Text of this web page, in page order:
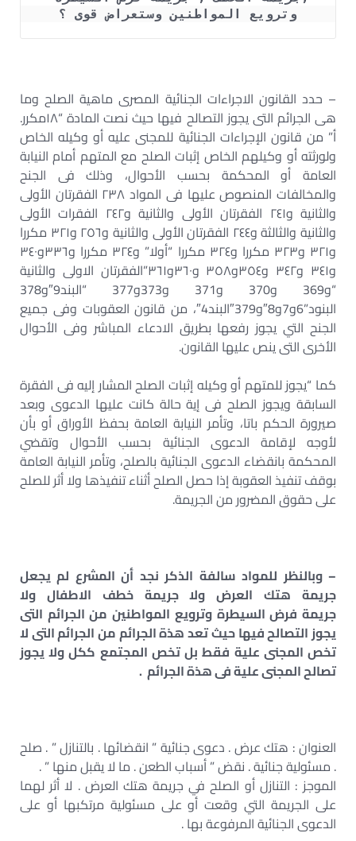
وترويع المواطنين وستعراض قوى ؟
– حدد القانون الاجراءات الجنائية المصرى ماهية الصلح وما
هى الجرائم التى يجوز التصالح فيها حيث نصت المادة “١٨مكرر.
أ” من قانون الإجراءات الجنائية للمجنى عليه أو وكيله الخاص
ولورثته أو وكيلهم الخاص إثبات الصلح مع المتهم أمام النيابة
العامة أو المحكمة بحسب الأحوال، وذلك فى الجنح
والمخالفات المنصوص عليها فى المواد ٢٣٨ الفقرتان الأولى
والثانية و٢٤١ الفقرتان الأولى والثانية و٢٤٢ الفقرات الأولى
والثانية والثالثة و٢٤٤ الفقرتان الأولى والثانية و٢٥٦ و٣٢١ مكررا
و٣٢١ و٣٢٣ مكررا و٣٢٤ مكررا “أولا” و٣٢٤ مكررا و٣٣٦و٣٤٠
و٣٤١ و٣٤٢ و٣٥٤و٣٥٨ و٣٦٠و٣٦١”الفقرتان الاولى والثانية
“و369 و370 و371 و373و377 “البند9″و378
البنود”6و7و8″و379″البند4″، من قانون العقوبات وفى جميع
الجنح التي يجوز رفعها بطريق الادعاء المباشر وفى الأحوال
الأخرى التى ينص عليها القانون.
كما “يجوز للمتهم أو وكيله إثبات الصلح المشار إليه فى الفقرة
السابقة ويجوز الصلح فى إية حالة كانت عليها الدعوى وبعد
صيرورة الحكم باتا، وتأمر النيابة العامة بحفظ الأوراق أو بأن
لأوجه لإقامة الدعوى الجنائية بحسب الأحوال وتقضي
المحكمة بانقضاء الدعوى الجنائية بالصلح، وتأمر النيابة العامة
بوقف تنفيذ العقوبة إذا حصل الصلح أثناء تنفيذها ولا أثر للصلح
على حقوق المضرور من الجريمة.
– وبالنظر للمواد سالفة الذكر نجد أن المشرع لم يجعل
جريمة هتك العرض ولا جريمة خطف الاطفال ولا
جريمة فرض السيطرة وترويع المواطنين من الجرائم التى
يجوز التصالح فيها حيث تعد هذة الجرائم من الجرائم التى لا
تخص المجنى علية فقط بل تخص المجتمع ككل ولا يجوز
تصالح المجنى علية فى هذة الجرائم .
العنوان : هتك عرض . دعوى جنائية ” انقضائها . بالتنازل ” . صلح
. مسئولية جنائية . نقض ” أسباب الطعن . ما لا يقبل منها ” .
الموجز : التنازل أو الصلح في جريمة هتك العرض . لا أثر لهما
على الجريمة التي وقعت أو على مسئولية مرتكبها أو على
الدعوى الجنائية المرفوعة بها .